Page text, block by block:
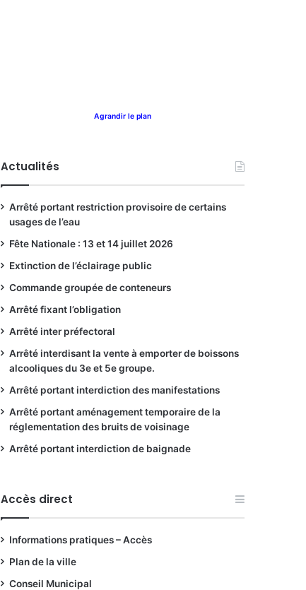
Agrandir le plan
Actualités
Arrêté portant restriction provisoire de certains
usages de l’eau
Fête Nationale : 13 et 14 juillet 2026
Extinction de l’éclairage public
Commande groupée de conteneurs
Arrêté fixant l’obligation
Arrêté inter préfectoral
Arrêté interdisant la vente à emporter de boissons
alcooliques du 3e et 5e groupe.
Arrêté portant interdiction des manifestations
Arrêté portant aménagement temporaire de la
réglementation des bruits de voisinage
Arrêté portant interdiction de baignade
Accès direct
Informations pratiques – Accès
Plan de la ville
Conseil Municipal